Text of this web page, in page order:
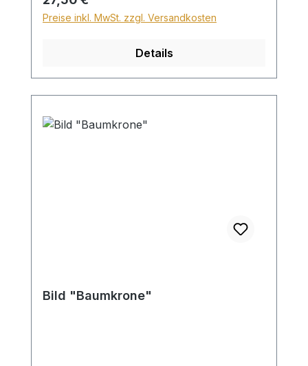
Preise inkl. MwSt. zzgl. Versandkosten
Details
Bild "Baumkrone"